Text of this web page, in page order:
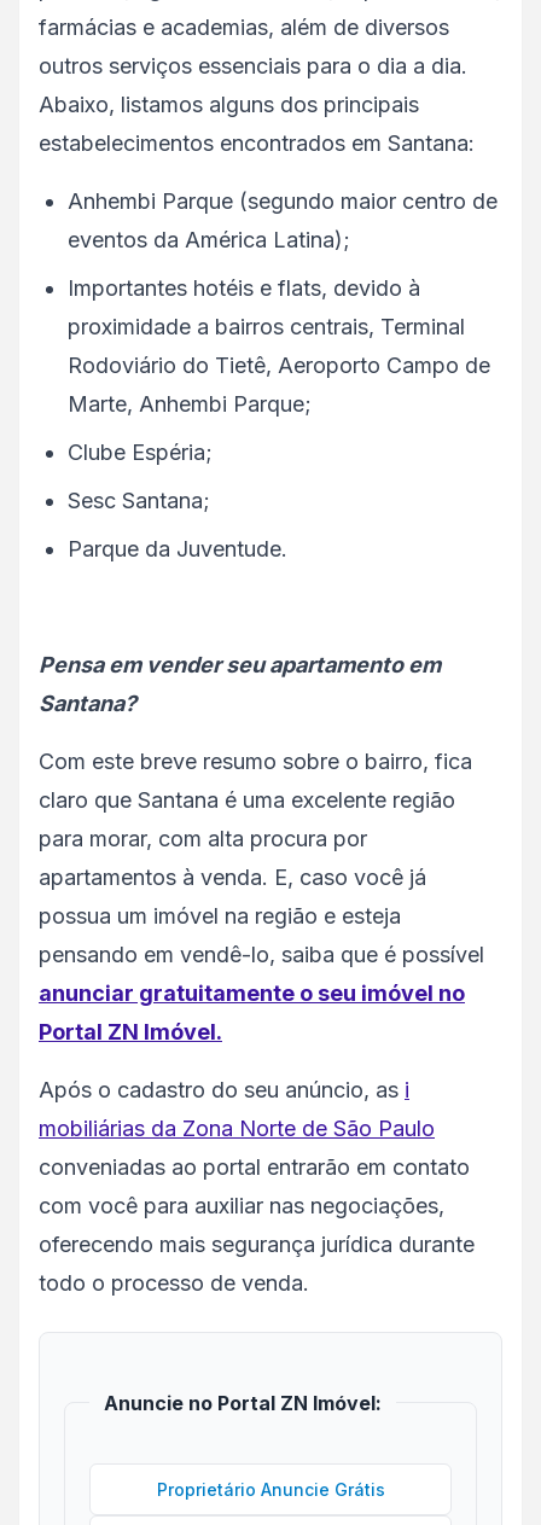
farmácias e academias, além de diversos
outros serviços essenciais para o dia a dia.
Abaixo, listamos alguns dos principais
estabelecimentos encontrados em Santana:
Anhembi Parque (segundo maior centro de
eventos da América Latina);
Importantes hotéis e flats, devido à
proximidade a bairros centrais, Terminal
Rodoviário do Tietê, Aeroporto Campo de
Marte, Anhembi Parque;
Clube Espéria;
Sesc Santana;
Parque da Juventude.
Pensa em vender seu apartamento em
Santana?
Com este breve resumo sobre o bairro, fica
claro que Santana é uma excelente região
para morar, com alta procura por
apartamentos à venda. E, caso você já
possua um imóvel na região e esteja
pensando em vendê-lo, saiba que é possível
anunciar gratuitamente o seu imóvel no
Portal ZN Imóvel.
Após o cadastro do seu anúncio, as i
mobiliárias da Zona Norte de São Paulo
conveniadas ao portal entrarão em contato
com você para auxiliar nas negociações,
oferecendo mais segurança jurídica durante
todo o processo de venda.
Anuncie no Portal ZN Imóvel:
Proprietário Anuncie Grátis